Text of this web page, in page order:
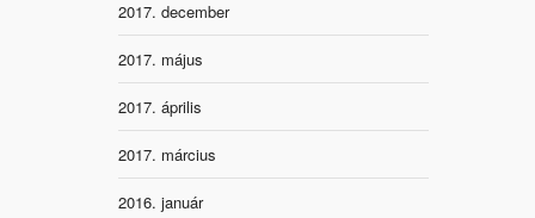
2017. december
2017. május
2017. április
2017. március
2016. január